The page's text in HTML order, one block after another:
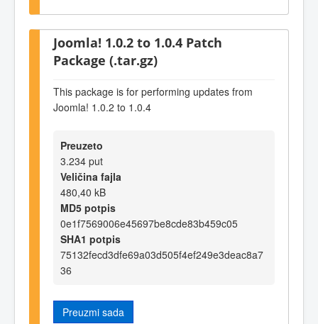
Joomla! 1.0.2 to 1.0.4 Patch
Package (.tar.gz)
This package is for performing updates from
Joomla! 1.0.2 to 1.0.4
Preuzeto
3.234 put
Veličina fajla
480,40 kB
MD5 potpis
0e1f7569006e45697be8cde83b459c05
SHA1 potpis
75132fecd3dfe69a03d505f4ef249e3deac8a7
36
Preuzmi sada